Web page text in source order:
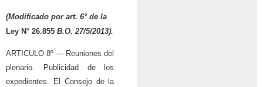
(Modificado por art. 6° de la
Ley N° 26.855 B.O. 27/5/2013).
ARTICULO 8º — Reuniones del
plenario. Publicidad de los
expedientes. El Consejo de la